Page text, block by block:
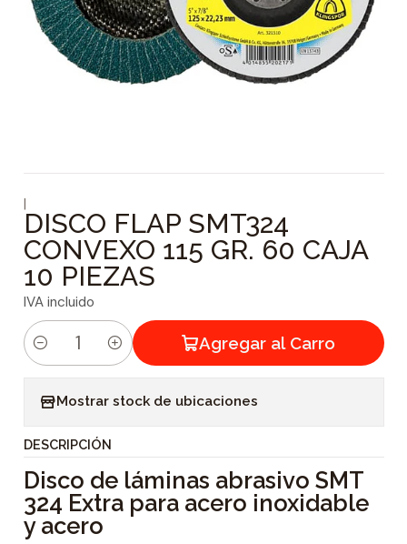
|
DISCO FLAP SMT324
CONVEXO 115 GR. 60 CAJA
10 PIEZAS
IVA incluido
C
i
d
a
d
Agregar al Carro
Mostrar stock de ubicaciones
DESCRIPCIÓN
Disco de láminas abrasivo SMT
324 Extra para acero inoxidable
y acero